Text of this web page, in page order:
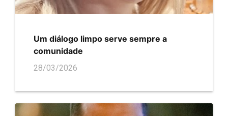
Um diálogo limpo serve sempre a
comunidade
28/03/2026